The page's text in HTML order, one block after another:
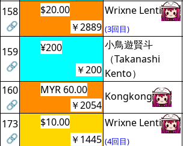
158
🔗
$20.00 Wrixne Lenti
(3回目)
￥2889
159
🔗
¥200
小鳥遊賢斗
（Takanashi
Kento）
￥200
160
🔗
MYR 60.00
Kongkong
￥2054
173
🔗
$10.00 Wrixne Lenti
(4回目)
￥1445